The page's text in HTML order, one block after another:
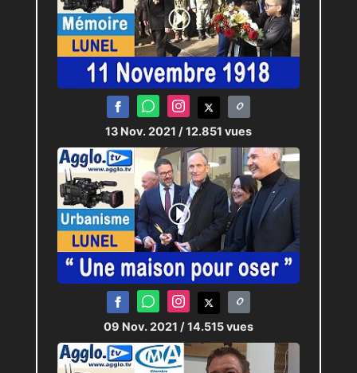
13 Nov. 2021 / 12.851 vues
09 Nov. 2021 / 14.515 vues